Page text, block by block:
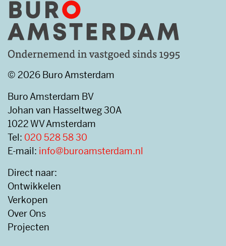
© 2026 Buro Amsterdam
Buro Amsterdam BV
Johan van Hasseltweg 30A
1022 WV Amsterdam
Tel: 020 528 58 30
E-mail: info@buroamsterdam.nl
Direct naar:
Ontwikkelen
Verkopen
Over Ons
Projecten